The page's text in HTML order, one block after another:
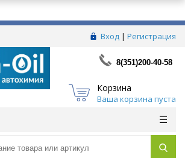
Вход | Регистрация
8(351)200-40-58
Корзина
Ваша корзина пуста